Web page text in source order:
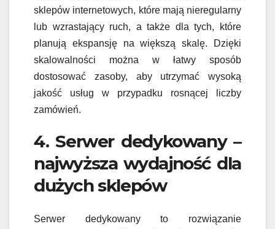
sklepów internetowych, które mają nieregularny
lub wzrastający ruch, a także dla tych, które
planują ekspansję na większą skalę. Dzięki
skalowalności można w łatwy sposób
dostosować zasoby, aby utrzymać wysoką
jakość usług w przypadku rosnącej liczby
zamówień.
4. Serwer dedykowany –
najwyższa wydajność dla
dużych sklepów
Serwer dedykowany to rozwiązanie